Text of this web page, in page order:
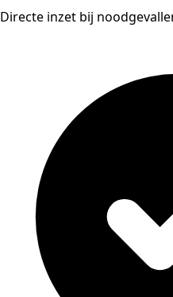
Directe inzet bij